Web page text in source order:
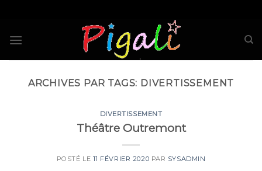
content
ARCHIVES PAR TAGS: DIVERTISSEMENT
DIVERTISSEMENT
Théâtre Outremont
POSTÉ LE 11 FÉVRIER 2020 PAR SYSADMIN